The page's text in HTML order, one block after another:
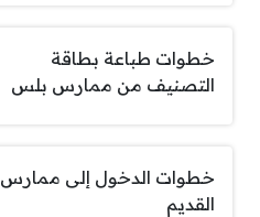
خطوات طباعة بطاقة
التصنيف من ممارس بلس
خطوات الدخول إلى ممارس
القديم